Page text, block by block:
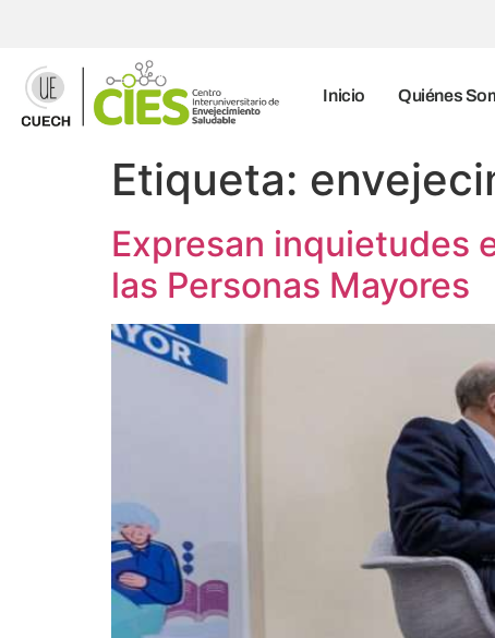
Inicio Quiénes
Etiqueta:
Expresan inquietudes
las Personas Mayores